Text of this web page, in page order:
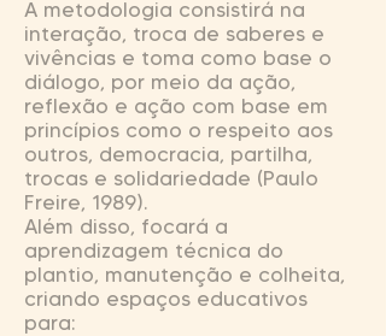
A metodologia consistirá na
interação, troca de saberes e
vivências e toma como base o
diálogo, por meio da ação,
reflexão e ação com base em
princípios como o respeito aos
outros, democracia, partilha,
trocas e solidariedade (Paulo
Freire, 1989).
Além disso, focará a
aprendizagem técnica do
plantio, manutenção e colheita,
criando espaços educativos
para: